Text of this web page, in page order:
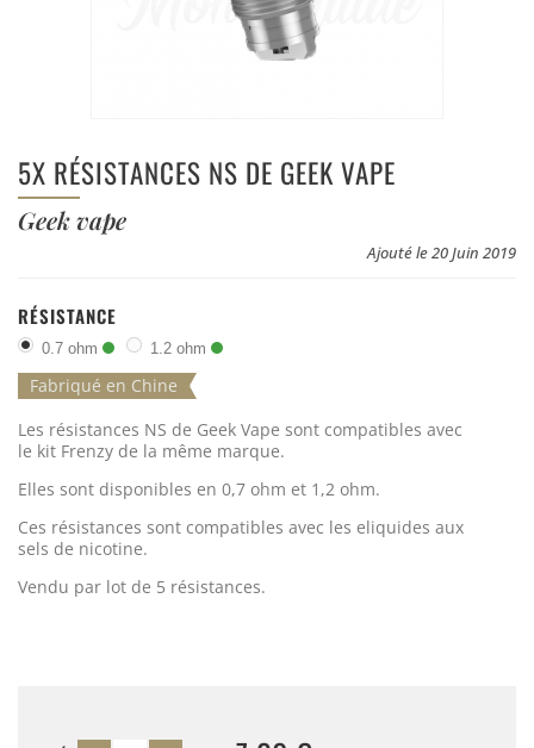
5X RÉSISTANCES NS DE GEEK VAPE
Geek vape
Ajouté le 20 Juin 2019
RÉSISTANCE
0.7 ohm 1.2 ohm
Fabriqué en Chine
Les résistances NS de Geek Vape sont compatibles avec
le kit Frenzy de la même marque.
Elles sont disponibles en 0,7 ohm et 1,2 ohm.
Ces résistances sont compatibles avec les eliquides aux
sels de nicotine.
Vendu par lot de 5 résistances.